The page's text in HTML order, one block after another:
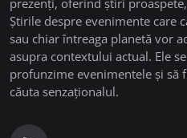
Știrile despre evenimente care
sau chiar întreaga planetă vor
asupra contextului actual. Ele
profunzime evenimentele și să
căuta senzaționalul.